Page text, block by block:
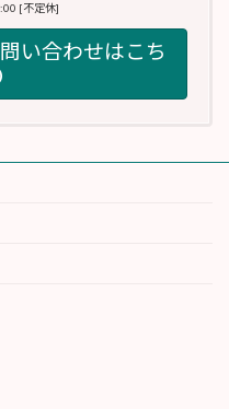
[不定休]
い合わせはこち